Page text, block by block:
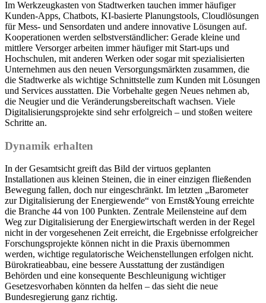
Im Werkzeugkasten von Stadtwerken tauchen immer häufiger
Kunden-Apps, Chatbots, KI-basierte Planungstools, Cloudlösungen
für Mess- und Sensordaten und andere innovative Lösungen auf.
Kooperationen werden selbstverständlicher: Gerade kleine und
mittlere Versorger arbeiten immer häufiger mit Start-ups und
Hochschulen, mit anderen Werken oder sogar mit spezialisierten
Unternehmen aus den neuen Versorgungsmärkten zusammen, die
die Stadtwerke als wichtige Schnittstelle zum Kunden mit Lösungen
und Services ausstatten. Die Vorbehalte gegen Neues nehmen ab,
die Neugier und die Veränderungsbereitschaft wachsen. Viele
Digitali­sierungsprojekte sind sehr erfolgreich – und stoßen weitere
Schritte an.
Dynamik erhalten
In der Gesamtsicht greift das Bild der virtuos geplanten
Installationen aus kleinen Steinen, die in einer einzigen fließenden
Bewegung fallen, doch nur eingeschränkt. Im letzten „Barometer
zur Digitalisierung der Energiewende“ von Ernst&Young erreichte
die Branche 44 von 100 Punkten. Zentrale Meilensteine auf dem
Weg zur Digitalisierung der Energiewirtschaft werden in der Regel
nicht in der vorgesehenen Zeit erreicht, die Ergebnisse erfolgreicher
Forschungsprojekte können nicht in die Praxis übernommen
werden, wichtige regulatorische Weichenstellungen erfolgen nicht.
Bürokratieabbau, eine bessere Ausstattung der zuständigen
Behörden und eine konsequente Beschleunigung wichtiger
Gesetzesvorhaben könnten da helfen – das sieht die neue
Bundesregierung ganz richtig.